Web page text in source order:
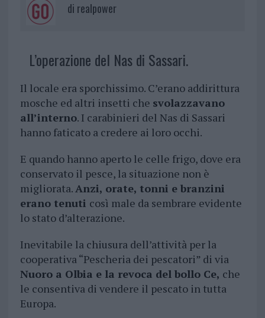
di realpower
L’operazione del Nas di Sassari.
Il locale era sporchissimo. C’erano addirittura
mosche ed altri insetti che svolazzavano
all’interno. I carabinieri del Nas di Sassari
hanno faticato a credere ai loro occhi.
E quando hanno aperto le celle frigo, dove era
conservato il pesce, la situazione non è
migliorata.Anzi, orate, tonni e branzini
erano tenuti così male da sembrare evidente
lo stato d’alterazione.
Inevitabile la chiusura dell’attività per la
cooperativa “Pescheria dei pescatori” di via
Nuoro a Olbia e la revoca del bollo Ce, che
le consentiva di vendere il pescato in tutta
Europa.